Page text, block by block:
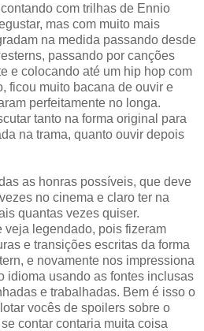
com trilhas de Ennio
mas com muito mais
na medida passando desde
passando por canções
e colocando até um hip hop com
ficou muito bacana de ouvir e
perfeitamente no longa.
tanto na forma original para
na trama, quanto ouvir depois
as honras possíveis, que deve
no cinema e claro ter na
quantas vezes quiser.
veja legendado, pois fizeram
e transições escritas da forma
e novamente nos impressiona
idioma usando as fontes inclusas
e trabalhadas. Bem é isso o
vocês de spoilers sobre o
contar contaria muita coisa